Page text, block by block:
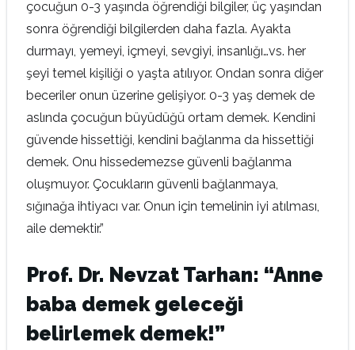
çocuğun 0-3 yaşında öğrendiği bilgiler, üç yaşından
sonra öğrendiği bilgilerden daha fazla. Ayakta
durmayı, yemeyi, içmeyi, sevgiyi, insanlığı…vs. her
şeyi temel kişiliği o yaşta atılıyor. Ondan sonra diğer
beceriler onun üzerine gelişiyor. 0-3 yaş demek de
aslında çocuğun büyüdüğü ortam demek. Kendini
güvende hissettiği, kendini bağlanma da hissettiği
demek. Onu hissedemezse güvenli bağlanma
oluşmuyor. Çocukların güvenli bağlanmaya,
sığınağa ihtiyacı var. Onun için temelinin iyi atılması,
aile demektir.”
Prof. Dr. Nevzat Tarhan: “Anne
baba demek geleceği
belirlemek demek!”